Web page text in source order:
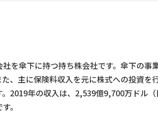
を傘下に持つ持ち株会社です。傘下の
、主に保険料収入を元に株式への投資を
2019年の収入は、2,539億9,700万ドル
。